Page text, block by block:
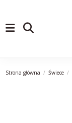
Strona główna Świece